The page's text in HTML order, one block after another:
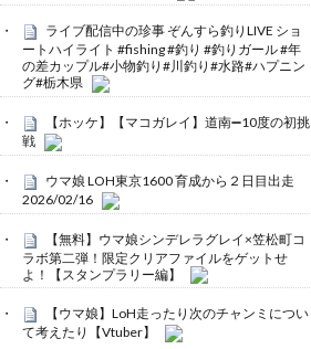
ライブ配信中の珍事 ぞんすら釣りLIVE ショ
ートハイライト #fishing #釣り #釣りガール #年
の差カップル#小物釣り#川釣り#水路#ハプニン
グ#栃木県
【ホッケ】【マコガレイ】道南➖10度の初挑
戦
ウマ娘 LOH東京1600 育成から２日目出走
2026/02/16
【無料】ウマ娘シンデレラグレイ×笠松町コ
ラボ第二弾！限定クリアファイルをゲットせ
よ！【スタンプラリー編】
【ウマ娘】LoH走ったり次のチャンミについ
て考えたり【Vtuber】